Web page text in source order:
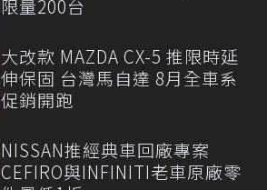
限量200台
大改款 MAZDA CX-5 推限時延
伸保固 台灣馬自達 8月全車系
促銷開跑
NISSAN推經典車回廠專案
CEFIRO與INFINITI老車原廠零